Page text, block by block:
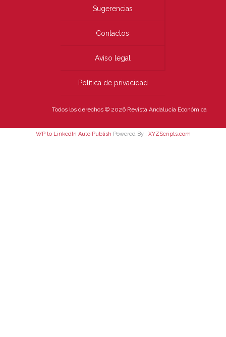
Sugerencias
Contactos
Aviso legal
Política de privacidad
Todos los derechos © 2026 Revista Andalucía Económica
WP to LinkedIn Auto Publish Powered By : XYZScripts.com